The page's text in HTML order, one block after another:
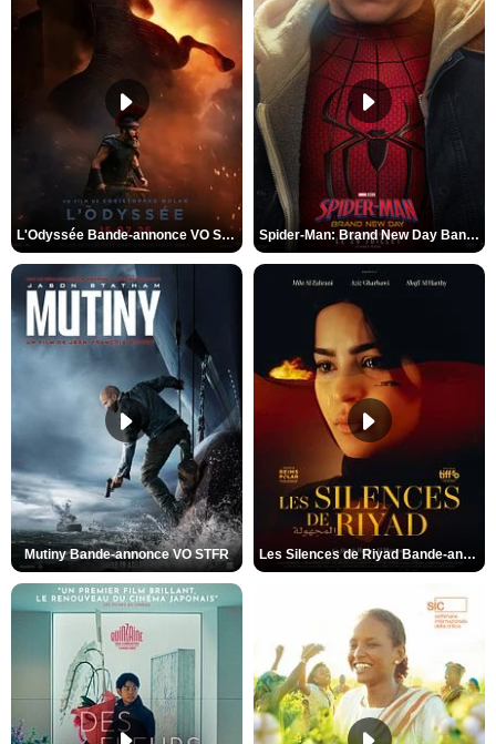
L'Odyssée Bande-annonce VO STFR Spider-Man: Brand New Day Bande-annonce VO STFR
Mutiny Bande-annonce VO STFR Les Silences de Riyad Bande-annonce VO STFR